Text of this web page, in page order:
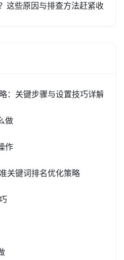
这些原因与排查方法赶紧收藏
：关键步骤与设置技巧详解
做
作
关键词排名优化策略